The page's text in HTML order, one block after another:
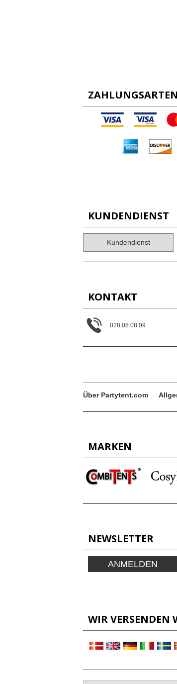
ZAHLUNGSARTEN
KUNDENDIENST
Kundendienst
KONTAKT
028 08 08 09
Über Partytent.com
MARKEN
NEWSLETTER
ANMELDEN
WIR VERSENDEN